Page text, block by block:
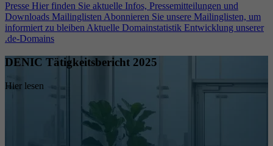
Presse Hier finden Sie aktuelle Infos, Pressemitteilungen und
Downloads Mailinglisten Abonnieren Sie unsere Mailinglisten, um
informiert zu bleiben Aktuelle Domainstatistik Entwicklung unserer
.de-Domains
DENIC Tätigkeitsbericht 2025
Hier lesen